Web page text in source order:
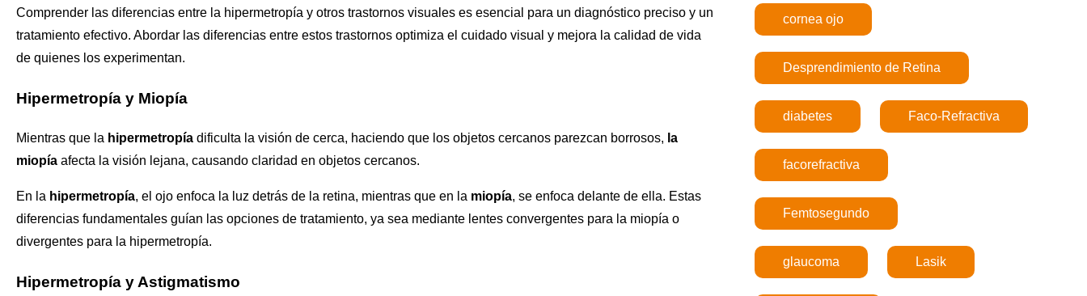
Comprender las diferencias entre la hipermetropía y otros trastornos visuales es esencial para un diagnóstico preciso y un
tratamiento efectivo. Abordar las diferencias entre estos trastornos optimiza el cuidado visual y mejora la calidad de vida
de quienes los experimentan.
Hipermetropía y Miopía
Mientras que la hipermetropía dificulta la visión de cerca, haciendo que los objetos cercanos parezcan borrosos, la
miopía afecta la visión lejana, causando claridad en objetos cercanos.
En la hipermetropía, el ojo enfoca la luz detrás de la retina, mientras que en la miopía, se enfoca delante de ella. Estas
diferencias fundamentales guían las opciones de tratamiento, ya sea mediante lentes convergentes para la miopía o
divergentes para la hipermetropía.
Hipermetropía y Astigmatismo
cornea ojo
Desprendimiento de Retina
diabetes Faco-Refractiva
facorefractiva
Femtosegundo
glaucoma Lasik